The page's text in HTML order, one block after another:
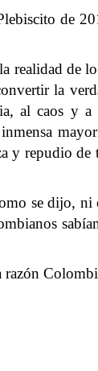
de
de
la
al caos y
y repudio
se dijo,